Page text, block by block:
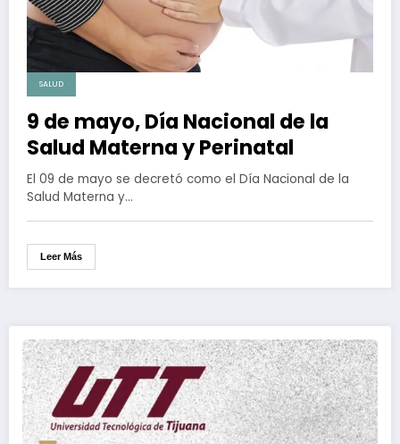
SALUD
9 de mayo, Día Nacional de la
Salud Materna y Perinatal
El 09 de mayo se decretó como el Día Nacional de la
Salud Materna y…
Leer Más